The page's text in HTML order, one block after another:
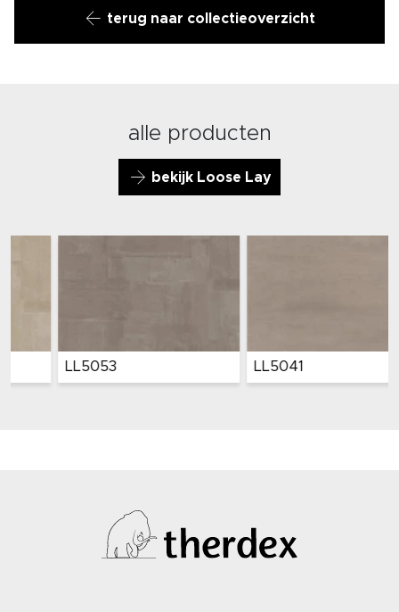
terug naar collectieoverzicht
alle producten
bekijk Loose Lay
LL5053 LL5041